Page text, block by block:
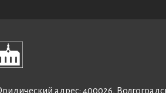
адрес: 400026,